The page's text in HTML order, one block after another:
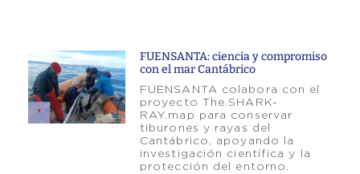
FUENSANTA: ciencia y compromiso
con el mar Cantábrico
FUENSANTA colabora con el
proyecto The.SHARK-
RAY.map para conservar
tiburones y rayas del
Cantábrico, apoyando la
investigación científica y la
protección del entorno.